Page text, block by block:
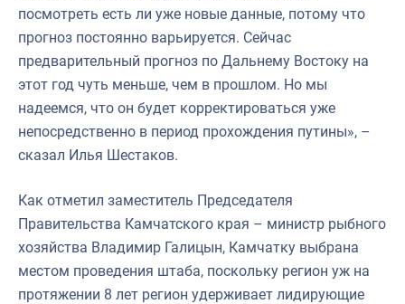
посмотреть есть ли уже новые данные, потому что
прогноз постоянно варьируется. Сейчас
предварительный прогноз по Дальнему Востоку на
этот год чуть меньше, чем в прошлом. Но мы
надеемся, что он будет корректироваться уже
непосредственно в период прохождения путины», –
сказал Илья Шестаков.
Как отметил заместитель Председателя
Правительства Камчатского края – министр рыбного
хозяйства Владимир Галицын, Камчатку выбрана
местом проведения штаба, поскольку регион уж на
протяжении 8 лет регион удерживает лидирующие